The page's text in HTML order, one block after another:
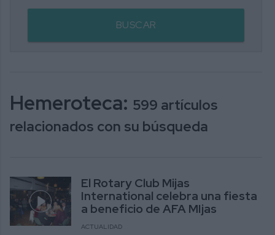
BUSCAR
Hemeroteca: 599 artículos
relacionados con su búsqueda
El Rotary Club Mijas
International celebra una fiesta
a beneficio de AFA MIjas
ACTUALIDAD